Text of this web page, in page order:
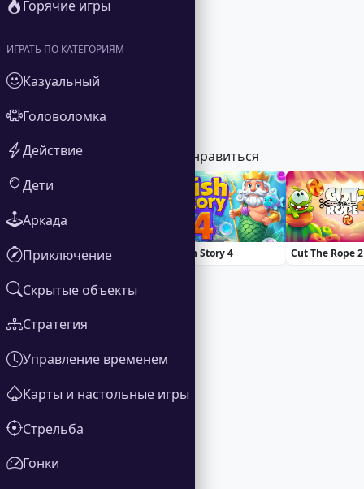
Вам также может понравиться
100 Doors Challenge Fish Story 4 Cut The Rope 2
Горячие игры
ИГРАТЬ ПО КАТЕГОРИЯМ
Казуальный
Головоломка
Действие
Дети
Аркада
Приключение
Скрытые объекты
Стратегия
Управление временем
Карты и настольные игры
Стрельба
Гонки